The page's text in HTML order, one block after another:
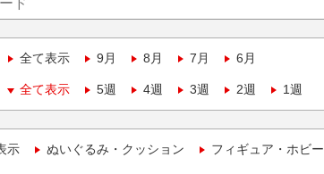
全て表示 9月 8月 7月 6月
全て表示 5週 4週 3週 2週 1週
示 ぬいぐるみ・クッション フィギュア・ホビー